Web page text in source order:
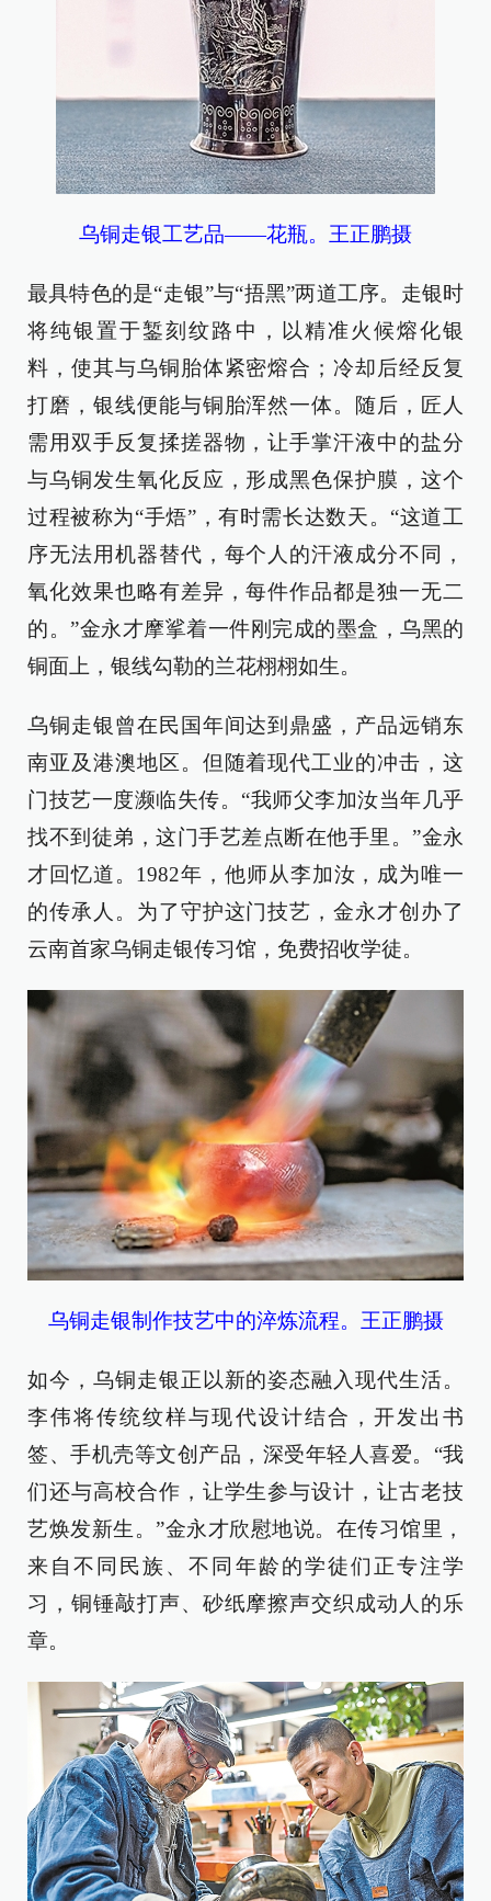
乌铜走银工艺品——花瓶。王正鹏摄
最具特色的是“走银”与“捂黑”两道工序。走银时
将纯银置于錾刻纹路中，以精准火候熔化银
料，使其与乌铜胎体紧密熔合；冷却后经反复
打磨，银线便能与铜胎浑然一体。随后，匠人
需用双手反复揉搓器物，让手掌汗液中的盐分
与乌铜发生氧化反应，形成黑色保护膜，这个
过程被称为“手焐”，有时需长达数天。“这道工
序无法用机器替代，每个人的汗液成分不同，
氧化效果也略有差异，每件作品都是独一无二
的。”金永才摩挲着一件刚完成的墨盒，乌黑的
铜面上，银线勾勒的兰花栩栩如生。
乌铜走银曾在民国年间达到鼎盛，产品远销东
南亚及港澳地区。但随着现代工业的冲击，这
门技艺一度濒临失传。“我师父李加汝当年几乎
找不到徒弟，这门手艺差点断在他手里。”金永
才回忆道。1982年，他师从李加汝，成为唯一
的传承人。为了守护这门技艺，金永才创办了
云南首家乌铜走银传习馆，免费招收学徒。
乌铜走银制作技艺中的淬炼流程。王正鹏摄
如今，乌铜走银正以新的姿态融入现代生活。
李伟将传统纹样与现代设计结合，开发出书
签、手机壳等文创产品，深受年轻人喜爱。“我
们还与高校合作，让学生参与设计，让古老技
艺焕发新生。”金永才欣慰地说。在传习馆里，
来自不同民族、不同年龄的学徒们正专注学
习，铜锤敲打声、砂纸摩擦声交织成动人的乐
章。